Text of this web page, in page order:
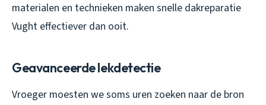
materialen en technieken maken snelle dakreparatie
Vught effectiever dan ooit.
Geavanceerde lekdetectie
Vroeger moesten we soms uren zoeken naar de bron